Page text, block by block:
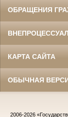
ОБРАЩЕНИЯ
КАРТА САЙТА
ОБЫЧНАЯ
2006-2026